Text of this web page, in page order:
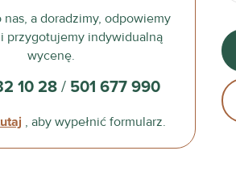
nas, a doradzimy, odpowiemy
przygotujemy indywidualną
wycenę.
10 28 / 501 677 990
, aby wypełnić formularz.